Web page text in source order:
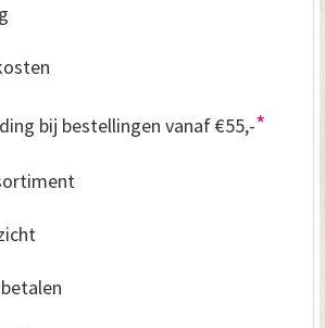
bij bestellingen vanaf €55,-*